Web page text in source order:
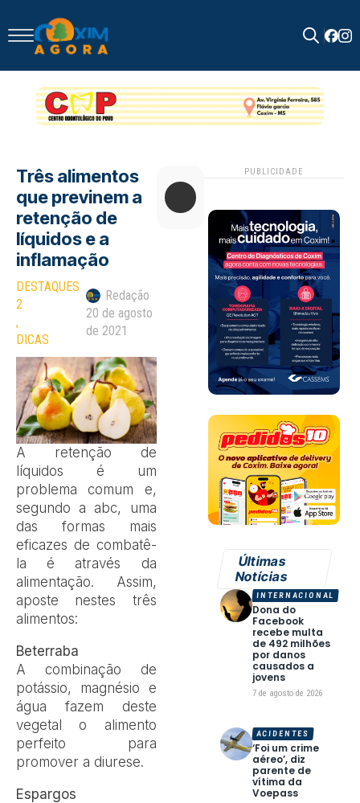
for:
Três alimentos
que previnem a
retenção de
líquidos e a
inflamação
DESTAQUES
2
DICAS
Redação
20 de agosto
de 2021
A retenção de
líquidos é um
problema comum e,
segundo a abc, uma
das formas mais
eficazes de combatê-
la é através da
alimentação. Assim,
aposte nestes três
alimentos:
Beterraba
A combinação de
potássio, magnésio e
água fazem deste
vegetal o alimento
perfeito para
promover a diurese.
Espargos
PUBLICIDADE
Últimas
Notícias
Dona do
Facebook
recebe multa
de 492 milhões
por danos
causados a
jovens
7 de agosto de 2026
INTERNACIONAL
‘Foi um crime
aéreo’, diz
parente de
vítima da
Voepass
ACIDENTES